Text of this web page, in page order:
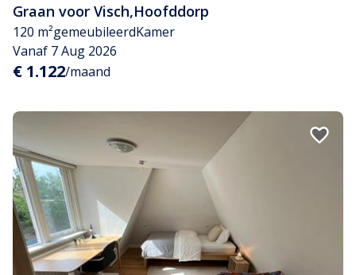
Graan voor Visch,Hoofddorp
120 m²gemeubileerdKamer
Vanaf 7 Aug 2026
€ 1.122/maand